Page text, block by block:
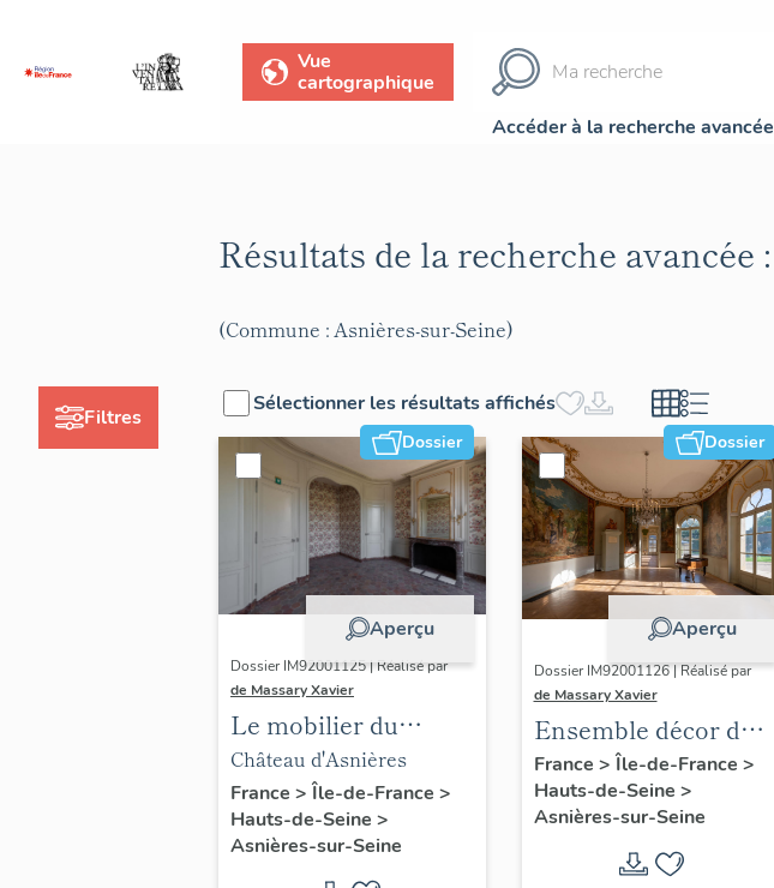
Vue
cartographique
Accéder à la recherche avancée
Filtres
Résultats de la recherche avancée :
(Commune : Asnières-sur-Seine)
Sélectionner les résultats affichés
Dossier
Aperçu
Dossier IM92001125 | Réalisé par
de Massary Xavier
Le mobilier du
château (liste
supplémentaire)
Château d'Asnières
France > Île-de-France >
Hauts-de-Seine >
Asnières-sur-Seine
Dossier
Aperçu
Dossier IM92001126 | Réalisé par
de Massary Xavier
Ensemble décor du
salon (corniche)
France > Île-de-France >
Hauts-de-Seine >
Asnières-sur-Seine